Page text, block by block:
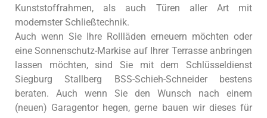
Kunststoffrahmen, als auch Türen aller Art mit
modernster Schließtechnik.
Auch wenn Sie Ihre Rollläden erneuern möchten oder
eine Sonnenschutz-Markise auf Ihrer Terrasse anbringen
lassen möchten, sind Sie mit dem Schlüsseldienst
Siegburg Stallberg BSS-Schieh-Schneider bestens
beraten. Auch wenn Sie den Wunsch nach einem
(neuen) Garagentor hegen, gerne bauen wir dieses für